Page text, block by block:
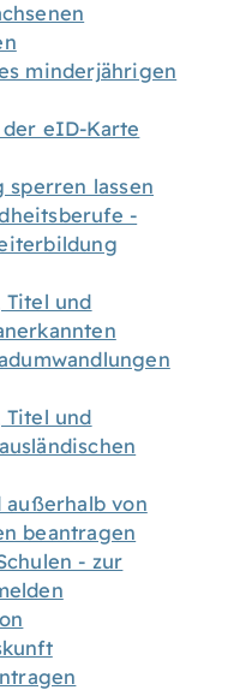
minderjährigen
eID-Karte
sperren lassen
-
Titel und
Titel und
von
beantragen
- zur